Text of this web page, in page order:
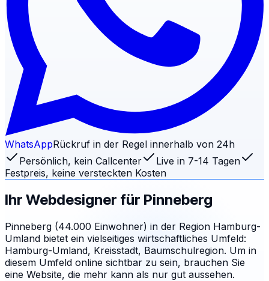
WhatsAppRückruf in der Regel innerhalb von 24h
Persönlich, kein Callcenter
Live in 7-14 Tagen
Festpreis, keine versteckten Kosten
Ihr Webdesigner für Pinneberg
Pinneberg (44.000 Einwohner) in der Region Hamburg-
Umland bietet ein vielseitiges wirtschaftliches Umfeld:
Hamburg-Umland, Kreisstadt, Baumschulregion. Um in
diesem Umfeld online sichtbar zu sein, brauchen Sie
eine Website, die mehr kann als nur gut aussehen.